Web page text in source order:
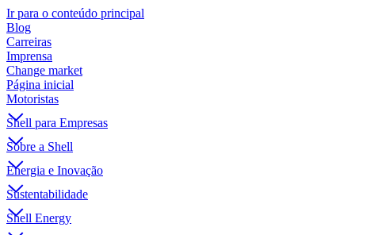
Ir para o conteúdo principal
Blog
Carreiras
Imprensa
Change market
Página inicial
Motoristas
Shell para Empresas
Sobre a Shell
Energia e Inovação
Sustentabilidade
Shell Energy